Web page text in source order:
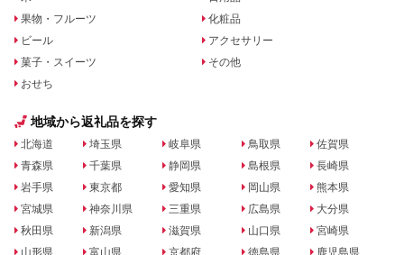
果物・フルーツ
ビール
菓子・スイーツ
おせち
化粧品
アクセサリー
その他
地域から返礼品を探す
北海道
青森県
岩手県
宮城県
秋田県
山形県
埼玉県
千葉県
東京都
神奈川県
新潟県
富山県
岐阜県
静岡県
愛知県
三重県
滋賀県
京都府
鳥取県
島根県
岡山県
広島県
山口県
徳島県
佐賀県
長崎県
熊本県
大分県
宮崎県
鹿児島県